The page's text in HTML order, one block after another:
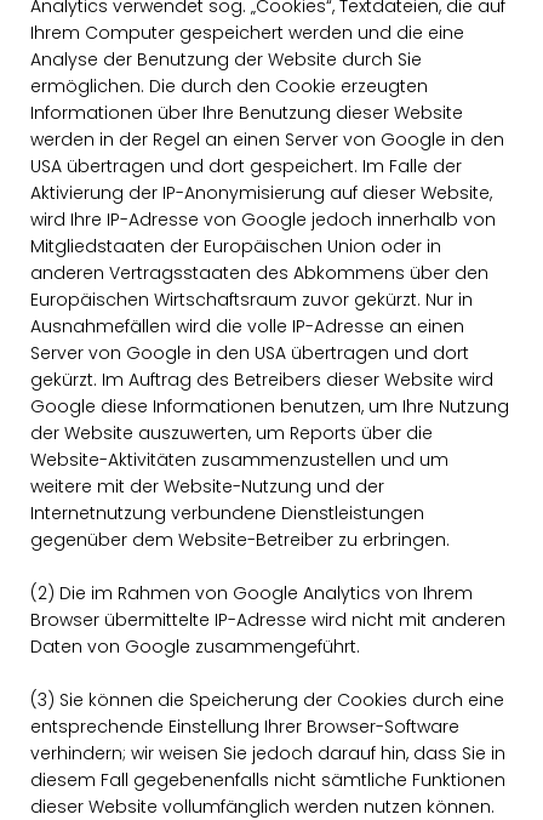
Analytics verwendet sog. „Cookies“, Textdateien, die auf
Ihrem Computer gespeichert werden und die eine
Analyse der Benutzung der Website durch Sie
ermöglichen. Die durch den Cookie erzeugten
Informationen über Ihre Benutzung dieser Website
werden in der Regel an einen Server von Google in den
USA übertragen und dort gespeichert. Im Falle der
Aktivierung der IP-Anonymisierung auf dieser Website,
wird Ihre IP-Adresse von Google jedoch innerhalb von
Mitgliedstaaten der Europäischen Union oder in
anderen Vertragsstaaten des Abkommens über den
Europäischen Wirtschaftsraum zuvor gekürzt. Nur in
Ausnahmefällen wird die volle IP-Adresse an einen
Server von Google in den USA übertragen und dort
gekürzt. Im Auftrag des Betreibers dieser Website wird
Google diese Informationen benutzen, um Ihre Nutzung
der Website auszuwerten, um Reports über die
Website-Aktivitäten zusammenzustellen und um
weitere mit der Website-Nutzung und der
Internetnutzung verbundene Dienstleistungen
gegenüber dem Website-Betreiber zu erbringen.
(2) Die im Rahmen von Google Analytics von Ihrem
Browser übermittelte IP-Adresse wird nicht mit anderen
Daten von Google zusammengeführt.
(3) Sie können die Speicherung der Cookies durch eine
entsprechende Einstellung Ihrer Browser-Software
verhindern; wir weisen Sie jedoch darauf hin, dass Sie in
diesem Fall gegebenenfalls nicht sämtliche Funktionen
dieser Website vollumfänglich werden nutzen können.